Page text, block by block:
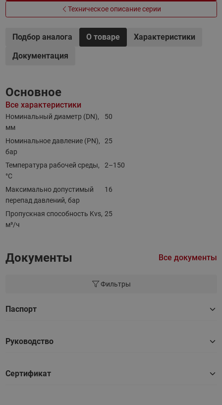
Техническое описание серии
Подбор аналога О товаре
Характеристики
Документация
Основное
Все характеристики
Номинальный диаметр (DN),
мм
50
Номинальное давление (PN),
бар
25
Температура рабочей среды,
°С
2–150
Максимально допустимый
перепад давлений, бар
16
Пропускная способность Kvs,
м³/ч
25
Документы Все документы
Фильтры
Паспорт
Руководство
Сертификат